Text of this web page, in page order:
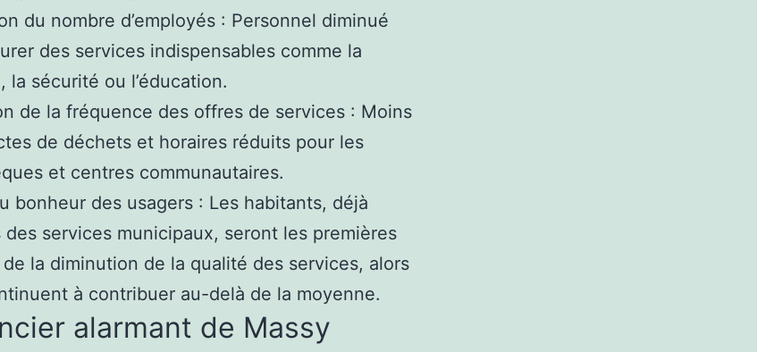
du nombre d’employés : Personnel diminué
des services indispensables comme la
la sécurité ou l’éducation.
de la fréquence des offres de services : Moins
de déchets et horaires réduits pour les
et centres communautaires.
bonheur des usagers : Les habitants, déjà
des services municipaux, seront les premières
la diminution de la qualité des services, alors
à contribuer au-delà de la moyenne.
alarmant de Massy